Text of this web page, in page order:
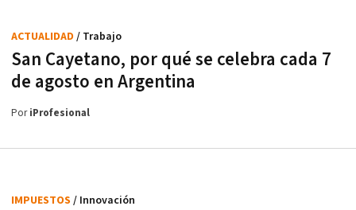
San Cayetano, por qué se celebra cada 7
de agosto en Argentina
ACTUALIDAD / Trabajo
PoriProfesional
IMPUESTOS / Innovación